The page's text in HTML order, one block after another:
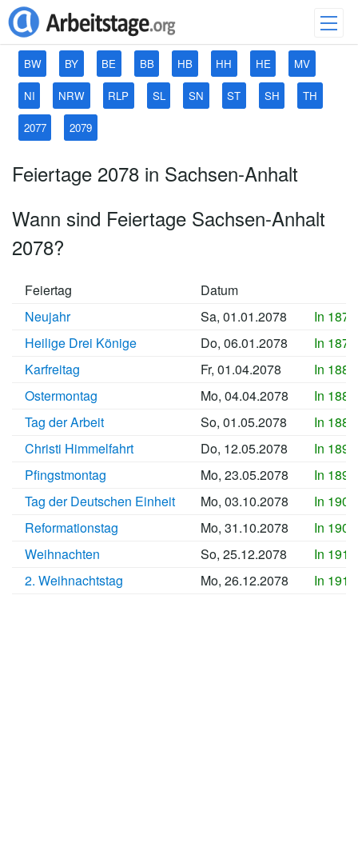
BW BY BE BB HB HH HE MV
NI NRW RLP SL SN ST SH TH
2077 2079
Feiertage 2078 in Sachsen-Anhalt
Wann sind Feiertage Sachsen-Anhalt
2078?
Feiertag
Datum
Neujahr
Sa, 01.01.2078
In
Heilige Drei Könige
Do, 06.01.2078
In
Karfreitag
Fr, 01.04.2078
In
Ostermontag
Mo, 04.04.2078
In
Tag der Arbeit
So, 01.05.2078
In
Christi Himmelfahrt
Do, 12.05.2078
In
Pfingstmontag
Mo, 23.05.2078
In
Tag der Deutschen Einheit
Mo, 03.10.2078
In
Reformationstag
Mo, 31.10.2078
In
Weihnachten
So, 25.12.2078
In
2. Weihnachtstag
Mo, 26.12.2078 In